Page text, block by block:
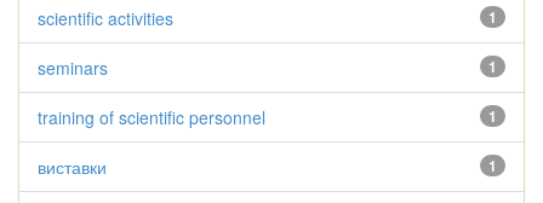
1
scientific activities
1
seminars
1
training of scientific personnel
1
виставки